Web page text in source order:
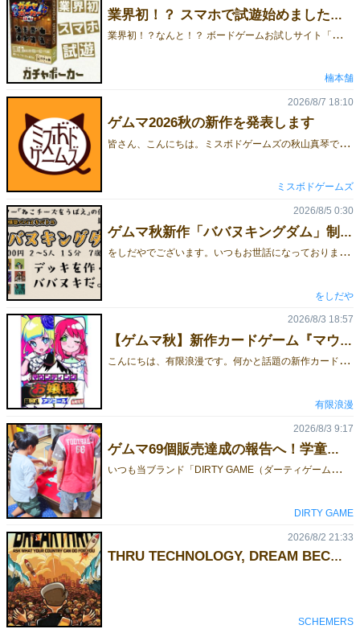
業界初！？ スマホで試遊始めました！【ガチャポーカー】
業
界初！？なんと！？ ボードゲームお試しサイト「ボドゲみっけ」様にて、『ガチャポーカー』の試遊がスタートしました！✨✅ CPU対戦だから1人で今すぐ遊べる！✅ スマホでもPCでもサクサク動作！✅ 丁寧なルール説明（チュートリアル）付きで、説明書いらず！「どんなゲームか気になる…」という方は、まずは無料ガチャを回す感覚で遊んでみてください！👇 『ガチャポーカー』サクッとお試しプレイはこちら！［試遊リンク］👇 ゲームが楽しかったら、予約もできます！［予約リンク］ ＼ ボドゲみっけとは？ ／［ボドゲみっけのリンクはこちら］🎲 ボドゲ診断で、あなたにぴったりの作品が見つかる！🃏 『ガチャポーカー』のように、チュートリアル付きのお試しルールで遊べる機能も！📣 現在、「ボドゲみっけ」に掲載する【ゲムマ秋の新作】を大募集中だそうです！興味のあるゲムマ出展者さんは、ぜひ「ボドゲみっけ」さんへXでお問い合わせを！
楠本舗
ゲムマ2026秋の新作を発表します
皆
さん、こんにちは。ミスボドゲームズの秋山真琴です。ゲームマーケット2026秋まで約2ヶ月となりましたね。今回も早めに準備を進めることができていますので、少し早いですが、新作を発表することにします。■カードゲーム『しりとりんね』プレイ人数：2～7人プレイ時間：15分価格：2,000円（ゲームマーケット特価、通常価格：2,200円）作品紹介ページ：https://gamemarket.jp/game/188737ルールの公開や取り置き予約の受け付けは、8月10日（月）を予定しています！
2026/8/7 18:10
ミスボドゲームズ
ゲムマ秋新作「ババヌキングダム」制作快調です
を
しだやでございます。いつもお世話になっております。秋は土曜日のみの出展となりますが、よろしくお願いいたします。ゲームマーケット2026秋新作、『ババヌキングダム』製作快調です。自分好みの手札を作って、ババヌキ勝負！短時間かつ明快に、バランスの良い『くにづくり』が楽しめる、とっても楽しいゲームです！より詳しいマニュアルはこちら。よろしくお願いいたします。
2026/8/5 0:30
をしだや
【ゲムマ秋】新作カードゲーム『マウンティングお嬢様アンコール』お取り置き予約受付を開始しました！【両日出展・試遊卓あり】
こ
んにちは、有限浪漫です。何かと話題の新作カードゲーム『マウンティングお嬢様アンコール』ゲームマーケット2026秋でのお取り置き予約を開始しました！ ゲームマーケット会場特別価格：1500円ご予約は下記のリンクからGoogleフォームにてお申し込みください！👇 『マウンティングお嬢様アンコール』のご予約・詳細はこちら！■お取り置き予約フォームhttps://forms.gle/qV7ESTTdu6NaVHZ2A■ルール説明書https://limited-romance.blogspot.com/2026/06/blog-post.html■ルール説明動画https://www.youtube.com/watch?v=kZ61ymZT2zA たった6枚の手札で至高の心理戦！お嬢様同士がマウントを取り合って精神力を削り合うミニストラテジーゲームです！
2026/8/3 18:57
有限浪漫
ゲムマ69個販売達成の報告へ！学童保育で新作『DIRTY EDGE GAME』を先行体験してもらいました
い
つも当ブランド「DIRTY GAME（ダーティゲーム）」を応援いただき、誠にありがとうございます。私たちのデビュー作『DIRTY DEAL GAME』（ダーティディールゲーム）は、もともと地域のある学童保育所で出会った一人の男の子の「また遊びたい」という言葉から生まれたボードゲームです。子どもたちや先生方の温かい応援を背負って挑んだ『ゲームマーケット2026春』から2ヶ月。 2026年7月28日、私たちは感謝と結果を伝えるため、再びあの学童保育所さんへと向かいました。▼ゲームマーケット2026春の当日の様子はこちらhttps://gamemarket.jp/blog/198609/■ ゲームマーケット2026春 結果報告今回のゲムマで、私たち「DIRTY GAME」は、持ち込んだ81個のうち69個を頒布することができました！当日のブースの様子（ブース番号：J36）初出展の場合「50個売れたら成功」と言われる中で、それを大きく上回る結果を残すことができ、本当に胸をなで下ろしています。子どもたちや先生方の前でこの結果を報告したとき、皆さんが自分のことのように喜んでくれて、心の底から安心しました。初出展でありながら、これほど多くの方に応援していただき、しっかりと結果で応えられたこと。嬉しい気持ちと感謝、そして安堵感で胸がいっぱいです。実はゲムマの前、「まだ何も結果を出していない自分が、こんなに誰かに応援される存在になっていいのだろうか……」と不安になることもありました。だからこそ、みんなの笑顔を見れた瞬間、救われたような気持ちになりました。当日はゲムマのおみやげ話をしたり、応援のお礼として『DIRTY DEAL GAME』の記念グッズを子どもたち一人ひとりにプレゼントしたりと、終始和やかな時間に。プレゼントしたもの■ 新作『DIRTY EDGE GAME』をお披露目！そして……訪問の後半では、2026年11月にクラウドファンディングを予定している新作ボードゲーム、『DIRTY EDGE GAME』（ダーティエッジゲーム）のテストプレイ（先行体験会）を実施しました！プレイ中の様子ルールを説明すると、子どもたちはすぐに理解してくれ、全力で楽しんでくれました。印象的だったのは、初めて遊ぶ1ラウンド目の1回目の勝負。みんながルールをしっかり理解してくれたからこそ、「どこにお金をベットするか」を真剣に悩み、なかなかゲームが進まなかったことです（笑）。ルールの飲み込みが早い子もいて、本当に驚かされました。おかげさまで、テストプレイは大好評！「前のゲームも楽しかったけど、こっちもすごく面白い！」とボソッと呟いてくれた子がいて、思わず笑みがこぼれました。「20億円になった！」「あ〜！5億円になっちゃった……」と、所持金が変動するたびに嬉しそうに報告してくれる姿がとても印象的でした。■ 新作『DIRTY EDGE GAME』の魅力と最新情報『DIRTY EDGE GAME』（ダーティエッジゲーム）は、カジノのバカラでカードをめくる瞬間のような、あのハラハラドキドキ感を誰もが楽しめる心理戦ボードゲームです。今回の新作は、前作を遊んでくださった皆様からの貴重なご意見を反映し、より直感的で、誰でもスッと遊べるゲーム性へと進化させました。完全新作タイトル（拡張セットではないため、前作をお持ちでない方も楽しめます）プレイ人数：2人〜6人対応シーン： 友人同士の熱い心理戦はもちろん、ご家族でのファミリープレイ、教育・学童施設でのレクリエーションまで幅広く対応そして前作に続き、今回もクラウドファンディングでの先行予約販売を実施いたします！【新作クラウドファンディング情報】実施期間： 2026年11月1日（日）〜 11月29日（日）予定詳細： プロジェクトページ公開時期に合わせて順次発表いたします。プロジェクトページの準備が整い次第、改めてご報告いたしますので、ぜひ公式X（旧Twitter）のチェックをお願いいたします！■ 現場の熱気を動画でお届け！現場の熱気と子どもたちの楽しい雰囲気は、ぜひこちらの動画からご覧ください！https://youtu.be/JGl1ss5yyVY?si=YPM6hrWTfpQ86iWT皆さまにこの熱気をお届けできる日を楽しみにしております！
2026/8/3 9:17
DIRTY GAME
THRU TECHNOLOGY, DREAM BECOME REALITY!
2026/8/2 21:33
SCHEMERS